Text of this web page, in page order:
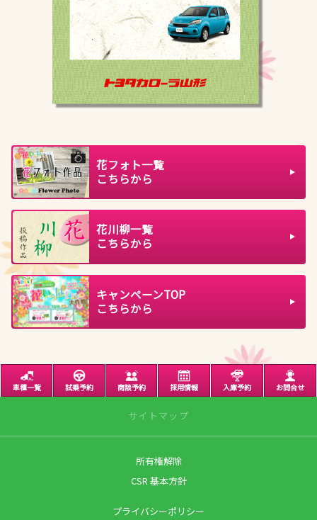
花フォト一覧
こちらから
花川柳一覧
こちらから
キャンペーンTOP
こちらから
車種一覧 試乗予約 商談予約 採用情報 入庫予約 お問合せ
サイトマップ
所有権解除
CSR 基本方針
プライバシーポリシー